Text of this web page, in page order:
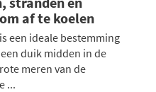
af te koelen
een ideale bestemming
duik midden in de
meren van de
...